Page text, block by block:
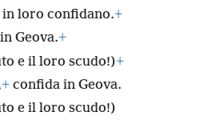
loro confidano.+
Geova.+
e il loro scudo!)+
+ confida in Geova.
e il loro scudo!)